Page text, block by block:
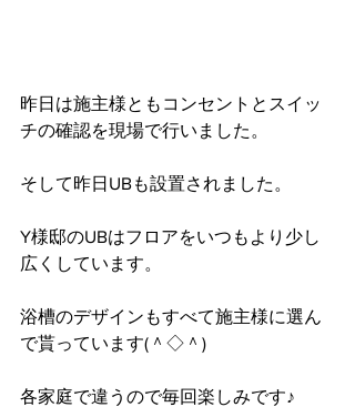
昨日は施主様ともコンセントとスイッ
チの確認を現場で行いました。
そして昨日UBも設置されました。
Y様邸のUBはフロアをいつもより少し
広くしています。
浴槽のデザインもすべて施主様に選ん
で貰っています(＾◇＾)
各家庭で違うので毎回楽しみです♪